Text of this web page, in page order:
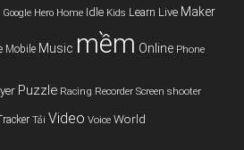
Google Hero Home Idle Kids Learn Live Maker
Mobile Music mềm Online Phone
Puzzle Racing Recorder Screen shooter
Tải Video Voice World